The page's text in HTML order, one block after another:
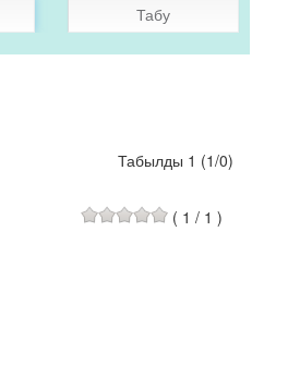
Табу
Табылды 1 (1/0)
( 1 / 1 )